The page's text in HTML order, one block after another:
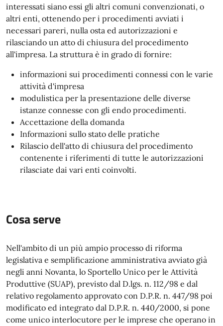
interessati siano essi gli altri comuni convenzionati, o
altri enti, ottenendo per i procedimenti avviati i
necessari pareri, nulla osta ed autorizzazioni e
rilasciando un atto di chiusura del procedimento
all'impresa. La struttura è in grado di fornire:
informazioni sui procedimenti connessi con le varie
attività d'impresa
modulistica per la presentazione delle diverse
istanze connesse con gli endo procedimenti.
Accettazione della domanda
Informazioni sullo stato delle pratiche
Rilascio dell'atto di chiusura del procedimento
contenente i riferimenti di tutte le autorizzazioni
rilasciate dai vari enti coinvolti.
Cosa serve
Nell'ambito di un più ampio processo di riforma
legislativa e semplificazione amministrativa avviato già
negli anni Novanta, lo Sportello Unico per le Attività
Produttive (SUAP), previsto dal D.lgs. n. 112/98 e dal
relativo regolamento approvato con D.P.R. n. 447/98 poi
modificato ed integrato dal D.P.R. n. 440/2000, si pone
come unico interlocutore per le imprese che operano in